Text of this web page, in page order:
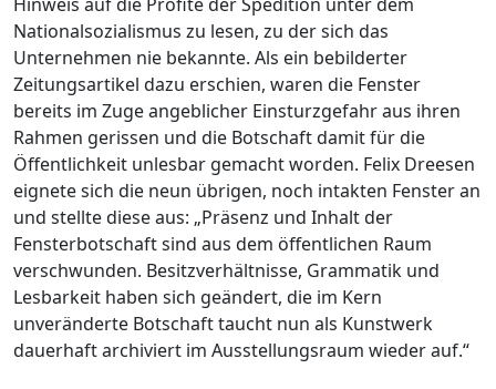
Nationalsozialismus zu lesen, zu der sich das
Unternehmen nie bekannte. Als ein bebilderter
Zeitungsartikel dazu erschien, waren die Fenster
bereits im Zuge angeblicher Einsturzgefahr aus ihren
Rahmen gerissen und die Botschaft damit für die
Öffentlichkeit unlesbar gemacht worden. Felix Dreesen
eignete sich die neun übrigen, noch intakten Fenster an
und stellte diese aus: „Präsenz und Inhalt der
Fensterbotschaft sind aus dem öffentlichen Raum
verschwunden. Besitzverhältnisse, Grammatik und
Lesbarkeit haben sich geändert, die im Kern
unveränderte Botschaft taucht nun als Kunstwerk
dauerhaft archiviert im Ausstellungsraum wieder auf.“